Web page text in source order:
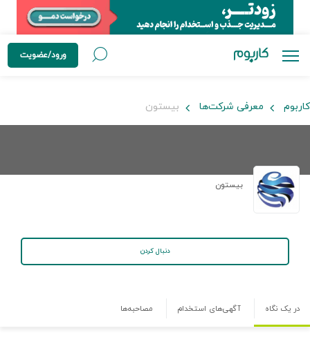
ورود/عضویت
کاربوم معرفی شرکت‌ها بیستون
بیستون
دنبال کردن
در یک نگاه آگهی‌های استخدام مصاحبه‌ها